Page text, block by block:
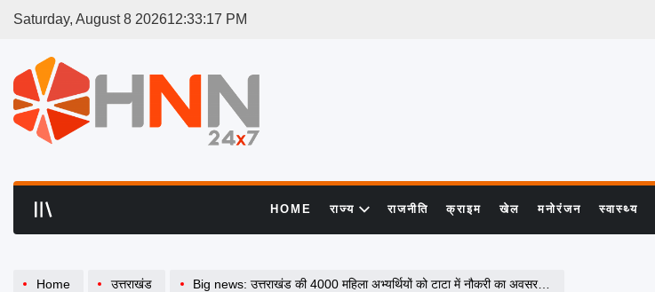
Saturday, August 8 202612:33:18 PM
HOME राज्य राजनीति क्राइम खेल मनोरंजन स्वास्थ्य
Home उत्तराखंड Big news: उत्तराखंड की 4000 महिला अभ्यर्थियों को टाटा में नौकरी का अवसर…